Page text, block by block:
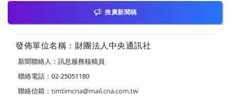
推廣新聞稿
發佈單位名稱：財團法人中央通訊社
新聞聯絡人：訊息服務核稿員
聯絡電話：02-25051180
聯絡信箱： timtimcna@mail.cna.com.tw